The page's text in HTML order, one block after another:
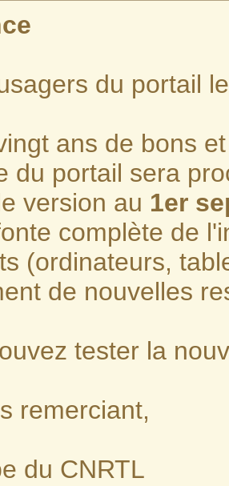
du portail
ans de bons
du portail sera
version au 1er
complète de
(ordinateurs,
de nouvelles
tester la
remerciant,
du CNRTL